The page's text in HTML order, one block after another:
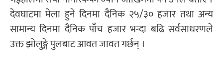
देवघाटमा मेला हुने दिनमा दैनिक २५/३० हजार तथा अन्य
सामान्य दिनमा दैनिक पाँच हजार भन्दा बढि सर्वसाधरणले
उक्त झोलुङ्गे पुलबाट आवत जावत गर्छन् ।